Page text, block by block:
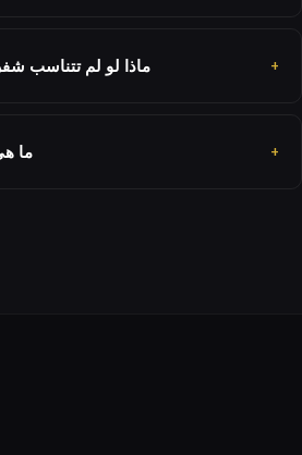
ماذا لو لم تتناسب
ما